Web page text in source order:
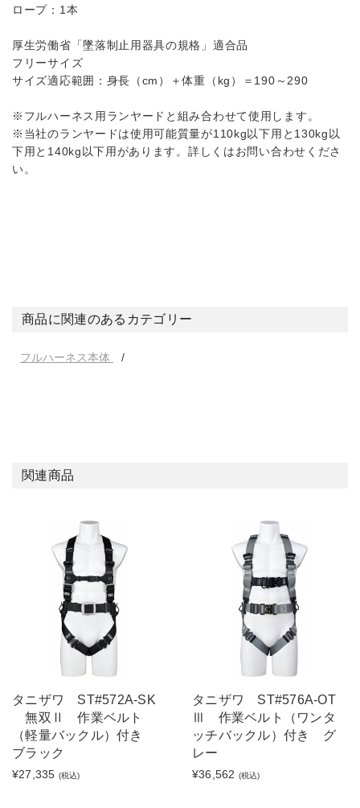
ロープ：1本
厚生労働省「墜落制止用器具の規格」適合品
フリーサイズ
サイズ適応範囲：身長（cm）＋体重（kg）＝190～290
※フルハーネス用ランヤードと組み合わせて使用します。
※当社のランヤードは使用可能質量が110kg以下用と130kg以
下用と140kg以下用があります。詳しくはお問い合わせくださ
い。
商品に関連のあるカテゴリー
フルハーネス本体
関連商品
タニザワ ST#572A-SK
無双Ⅱ 作業ベルト
（軽量バックル）付き
ブラック
¥27,335 (税込)
タニザワ ST#576A-OT
Ⅲ 作業ベルト（ワンタ
ッチバックル）付き グ
レー
¥36,562 (税込)